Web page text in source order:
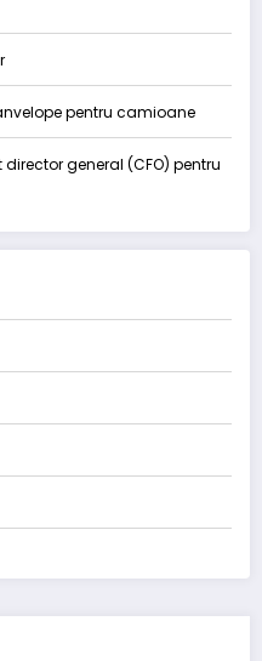
pentru camioane
general (CFO) pentru